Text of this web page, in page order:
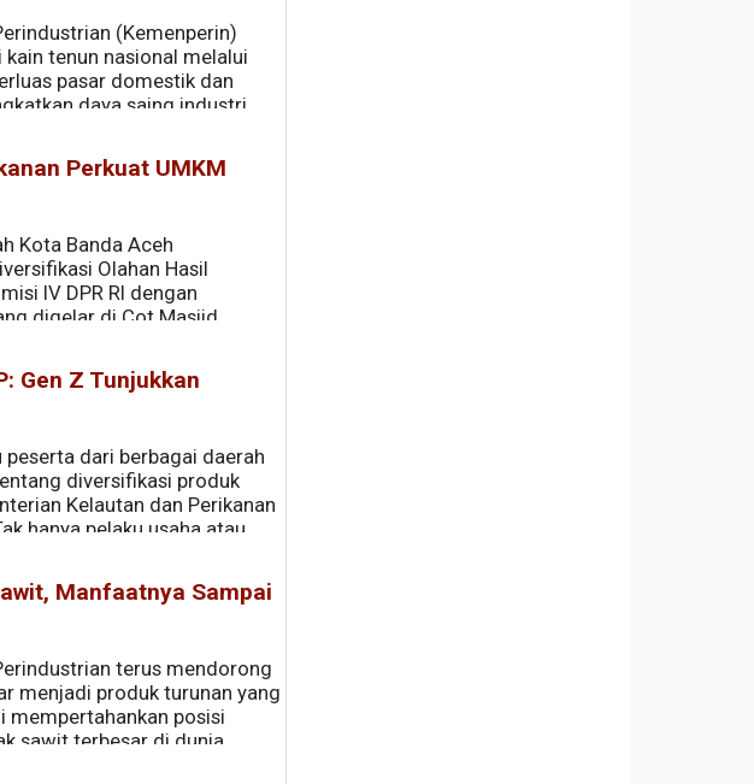
(Kemenperin)
tenun nasional melalui
pasar domestik dan
daya saing industri
Indonesia.
Perkuat UMKM
Kota Banda Aceh
Olahan Hasil
IV DPR RI dengan
digelar di Cot Masjid,
Gen Z Tunjukkan
peserta dari berbagai daerah
diversifikasi produk
Kelautan dan Perikanan
hanya pelaku usaha atau
kegiatan ini.
Manfaatnya Sampai
terus mendorong
menjadi produk turunan yang
mempertahankan posisi
sawit terbesar di dunia,